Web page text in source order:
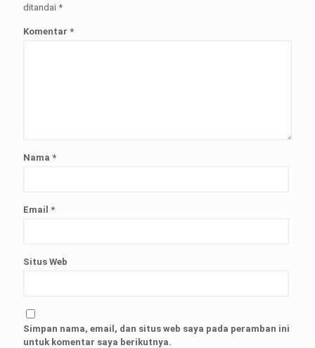
ditandai *
Komentar *
Nama *
Email *
Situs Web
Simpan nama, email, dan situs web saya pada peramban ini
untuk komentar saya berikutnya.